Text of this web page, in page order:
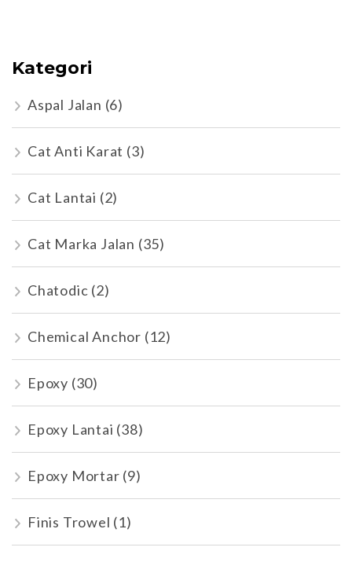
Kategori
Aspal Jalan (6)
Cat Anti Karat (3)
Cat Lantai (2)
Cat Marka Jalan (35)
Chatodic (2)
Chemical Anchor (12)
Epoxy (30)
Epoxy Lantai (38)
Epoxy Mortar (9)
Finis Trowel (1)